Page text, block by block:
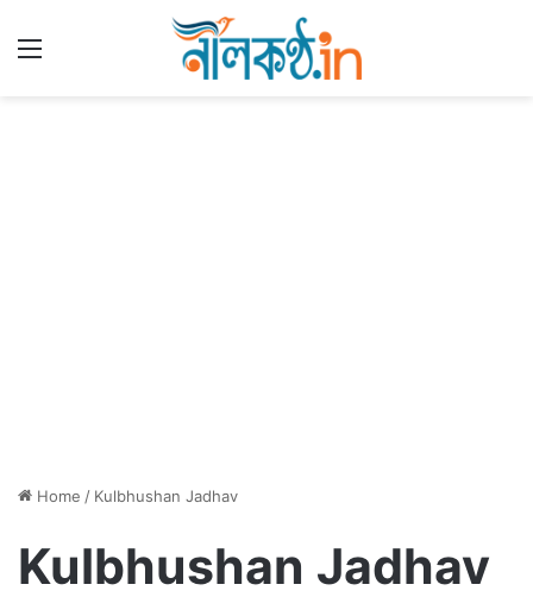
Home / Kulbhushan Jadhav
Kulbhushan Jadhav